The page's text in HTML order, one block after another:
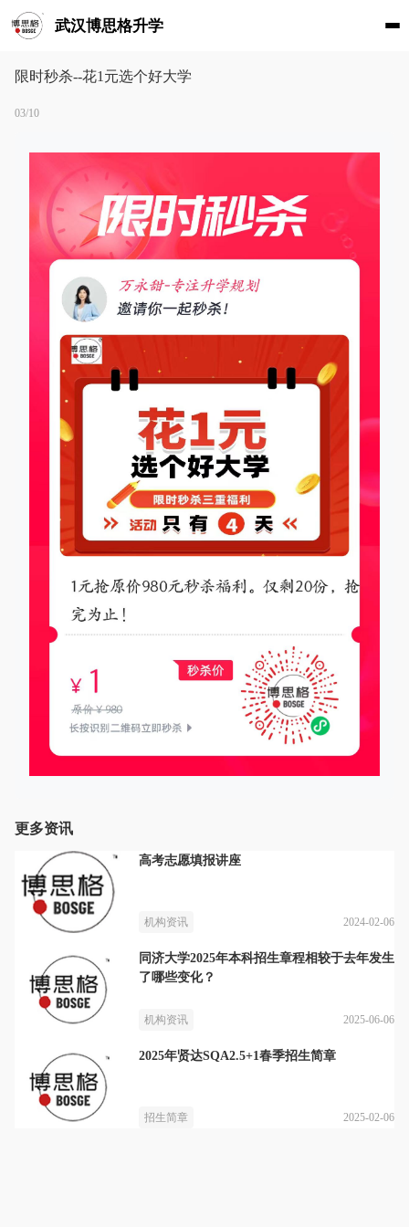
武汉博思格升学
限时秒杀--花1元选个好大学
03/10
更多资讯
高考志愿填报讲座
机构资讯 2024-02-06
同济大学2025年本科招生章程相较于去年发生
了哪些变化？
机构资讯 2025-06-06
2025年贤达SQA2.5+1春季招生简章
招生简章 2025-02-06